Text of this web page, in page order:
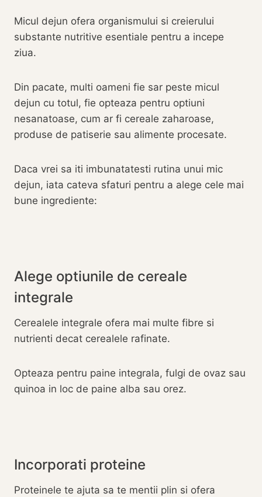
Micul dejun ofera organismului si creierului
substante nutritive esentiale pentru a incepe
ziua.
Din pacate, multi oameni fie sar peste micul
dejun cu totul, fie opteaza pentru optiuni
nesanatoase, cum ar fi cereale zaharoase,
produse de patiserie sau alimente procesate.
Daca vrei sa iti imbunatatesti rutina unui mic
dejun, iata cateva sfaturi pentru a alege cele mai
bune ingrediente:
Alege optiunile de cereale
integrale
Cerealele integrale ofera mai multe fibre si
nutrienti decat cerealele rafinate.
Opteaza pentru paine integrala, fulgi de ovaz sau
quinoa in loc de paine alba sau orez.
Incorporati proteine
Proteinele te ajuta sa te mentii plin si ofera